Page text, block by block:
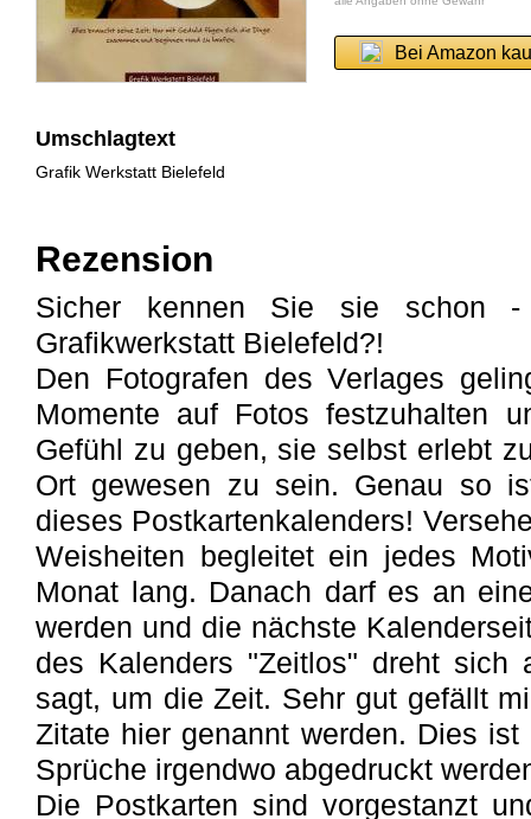
Bei Amazon
Umschlagtext
Grafik Werkstatt Bielefeld
Rezension
Sicher kennen Sie sie schon
Grafikwerkstatt Bielefeld?!
Den Fotografen des Verlages
Momente auf Fotos festzuhalten
Gefühl zu geben, sie selbst erlebt
Ort gewesen zu sein. Genau so
dieses Postkartenkalenders!
Weisheiten begleitet ein jedes
Monat lang. Danach darf es an
werden und die nächste
des Kalenders "Zeitlos" dreht sich
sagt, um die Zeit. Sehr gut gefällt
Zitate hier genannt werden. Dies
Sprüche irgendwo abgedruckt
Die Postkarten sind vorgestanzt